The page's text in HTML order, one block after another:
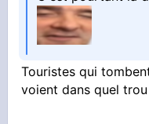
Touristes qui
voient dans quel